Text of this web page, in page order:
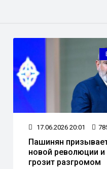
17.06.2026 20:01
Пашинян
новой революции и
грозит разгромом